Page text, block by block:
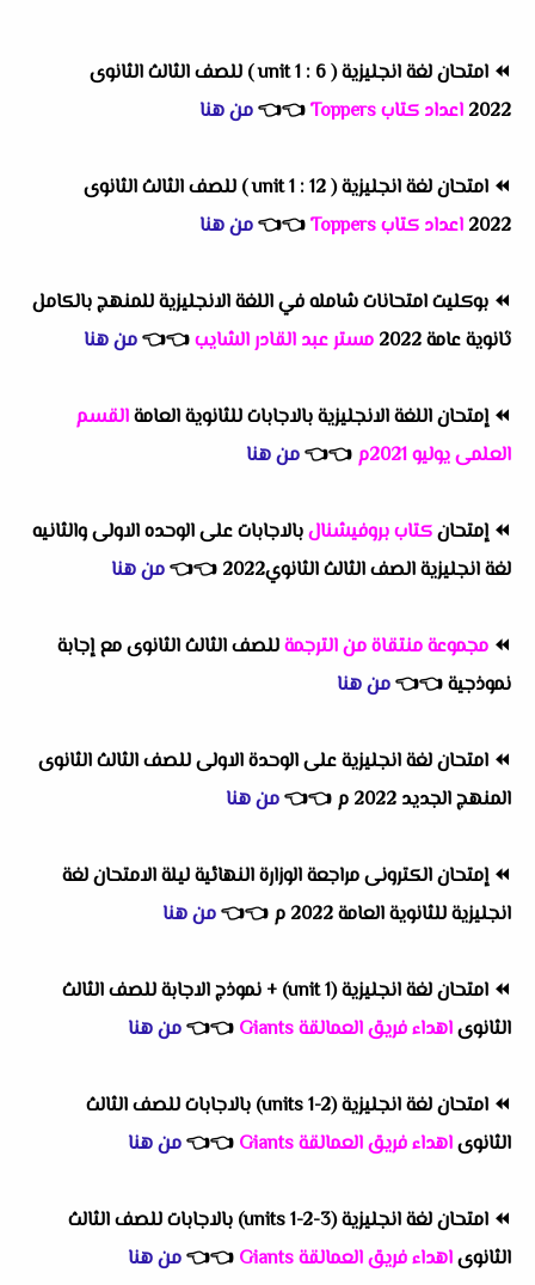
⏪
امتحان لغة انجليزية ( unit 1 : 6 ) للصف الثالث الثانوى
2022 اعداد كتاب Toppers 👈
👈من هنا
⏪
امتحان لغة انجليزية ( unit 1 : 12 ) للصف الثالث الثانوى
2022 اعداد كتاب Toppers 👈
👈من هنا
⏪ بوكليت امتحانات شامله في اللغة الانجليزية للمنهج بالكامل
ثانوية عامة 2022
مستر عبد القادر الشايب👈
👈من هنا
⏪إمتحان اللغة الانجليزية بالاجابات للثانوية العامةالقسم
العلمى يوليو 2021م
👈
👈من هنا
⏪إمتحانكتاب بروفيشنالبالاجابات على الوحده الاولى والثانيه
لغة انجليزية الصف الثالث الثانوي2022
👈
👈من هنا
⏪ مجموعة منتقاة من الترجمةللصف الثالث الثانوى مع إجابة
نموذجية👈
👈من هنا
⏪ امتحان لغة انجليزية على الوحدة الاولى للصف الثالث الثانوى
المنهج الجديد 2022 م
👈
👈من هنا
⏪إمتحان الكترونى مراجعة الوزارة النهائية ليلة الامتحان لغة
انجليزية للثانوية العامة 2022 م
👈
👈من هنا
⏪
امتحان لغة انجليزية (unit 1) + نموذج الاجابة للصف الثالث
الثانوىاهداء فريق العمالقة Giants 👈
👈من هنا
⏪
امتحان لغة انجليزية (units 1-2) بالاجابات للصف الثالث
الثانوىاهداء فريق العمالقة Giants 👈
👈من هنا
⏪
امتحان لغة انجليزية (units 1-2-3) بالاجابات للصف الثالث
الثانوىاهداء فريق العمالقة Giants 👈
👈من هنا